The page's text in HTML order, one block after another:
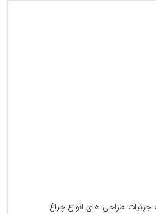
جزئیات طراحی های انواع چراغ